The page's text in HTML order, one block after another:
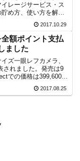
レージサービス・ス
め方、使い方を解説
2017.10.29
額ポイント支払
ました
ズ一眼レフカメラ、
されました。発売は9
での価格は399,600
より)D800、
2017.08.25